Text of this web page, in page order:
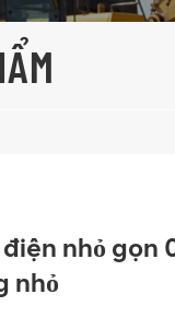
nhỏ gọn
nhỏ